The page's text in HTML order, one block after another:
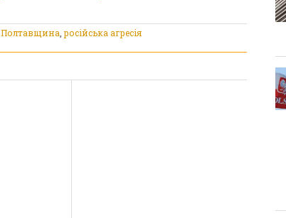
Полтавщина ,російська агресія